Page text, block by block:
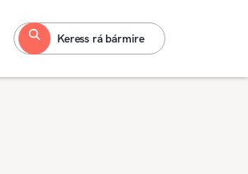
Keress rá bármire